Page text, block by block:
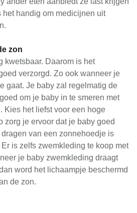
het handig om medicijnen uit
zon
kwetsbaar. Daarom is het
verzorgd. Zo ook wanneer je
gaat. Je baby zal regelmatig de
om je baby in te smeren met
Kies het liefst voor een hoge
zorg je ervoor dat je baby goed
van een zonnehoedje is
is zelfs zwemkleding te koop met
je baby zwemkleding draagt
word het lichaampje beschermd
de zon.